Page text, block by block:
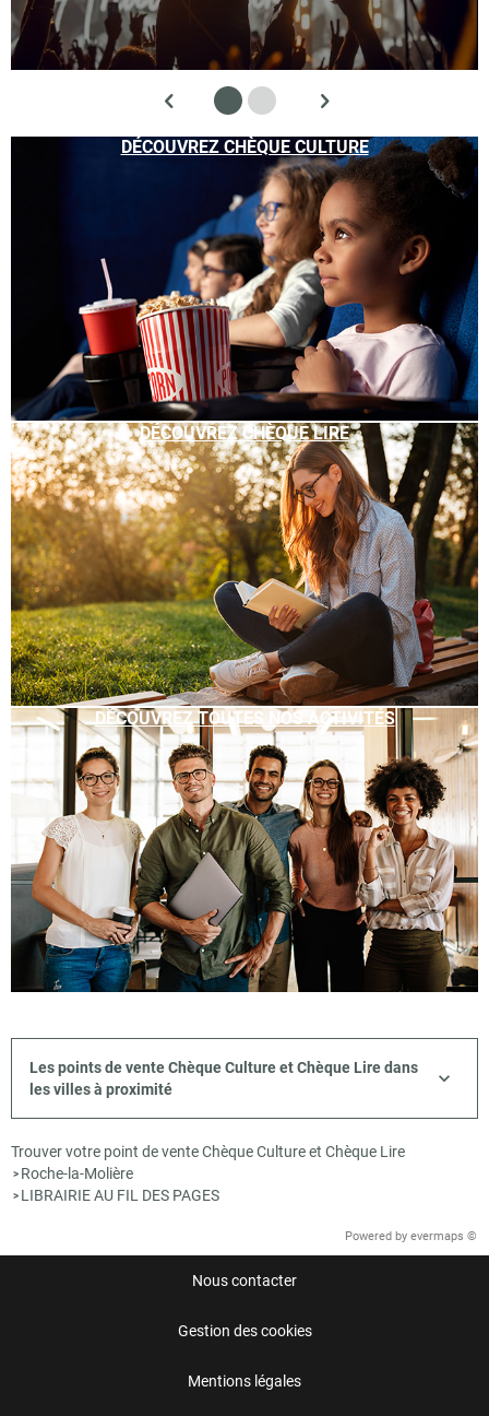
DÉCOUVREZ CHÈQUE CULTURE
DÉCOUVREZ CHÈQUE LIRE
DÉCOUVREZ TOUTES NOS ACTIVITÉS
Les points de vente Chèque Culture et Chèque Lire dans
les villes à proximité
Trouver votre point de vente Chèque Culture et Chèque Lire
> Roche-la-Molière
> LIBRAIRIE AU FIL DES PAGES
Powered by evermaps ©
Nous contacter
Gestion des cookies
Mentions légales